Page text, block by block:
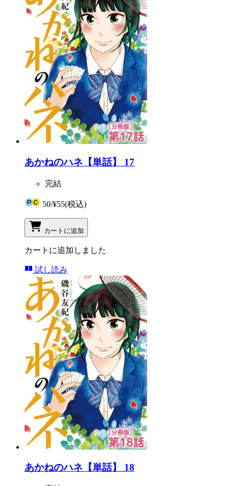
あかねのハネ【単話】 17
完結
50/¥55(税込)
カートに追加
カートに追加しました
試し読み
あかねのハネ【単話】 18